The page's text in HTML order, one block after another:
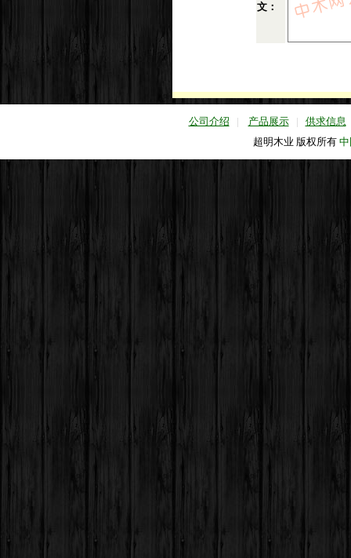
文：
公司介绍 | 产品展示 |
供求信息
超明木业 版权所有